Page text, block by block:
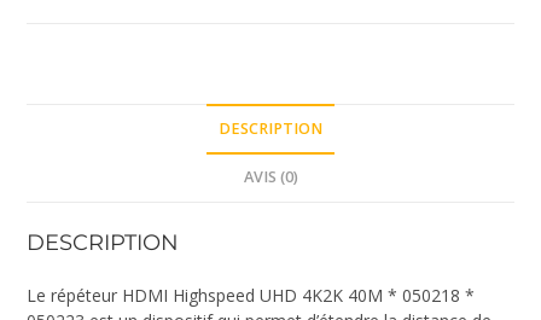
DESCRIPTION
AVIS (0)
DESCRIPTION
Le répéteur HDMI Highspeed UHD 4K2K 40M * 050218 *